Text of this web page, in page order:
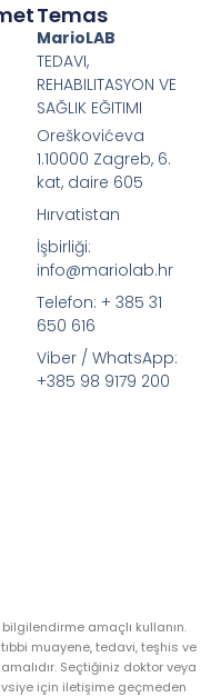
Temas
MarioLAB
TEDAVI,
REHABILITASYON VE
SAĞLIK EĞITIMI
Oreškovićeva
1.10000 Zagreb, 6.
kat, daire 605
Hırvatistan
İşbirliği:
info@mariolab.hr
Telefon: + 385 31
650 616
Viber / WhatsApp:
+385 98 9179 200
amaçlı kullanın.
muayene, tedavi, teşhis ve
Seçtiğiniz doktor veya
için iletişime geçmeden